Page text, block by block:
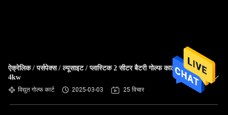
ऐक्रेलिक / पर्सपेक्स / ल्यूसाइट / प्लास्टिक 2 सीटर बैटरी गोल्फ कार्ट 48V /
4kw
विद्युत गोल्फ कार्ट 2025-03-03 25 विचार